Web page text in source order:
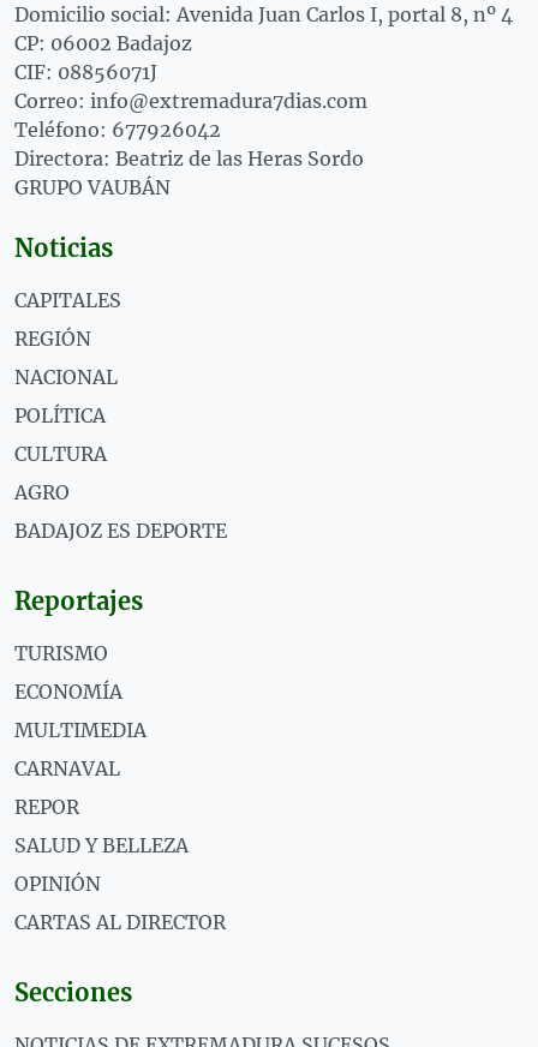
Domicilio social: Avenida Juan Carlos I, portal 8, nº 4
CP: 06002 Badajoz
CIF: 08856071J
Correo: info@extremadura7dias.com
Teléfono: 677926042
Directora: Beatriz de las Heras Sordo
GRUPO VAUBÁN
Noticias
CAPITALES
REGIÓN
NACIONAL
POLÍTICA
CULTURA
AGRO
BADAJOZ ES DEPORTE
Reportajes
TURISMO
ECONOMÍA
MULTIMEDIA
CARNAVAL
REPOR
SALUD Y BELLEZA
OPINIÓN
CARTAS AL DIRECTOR
Secciones